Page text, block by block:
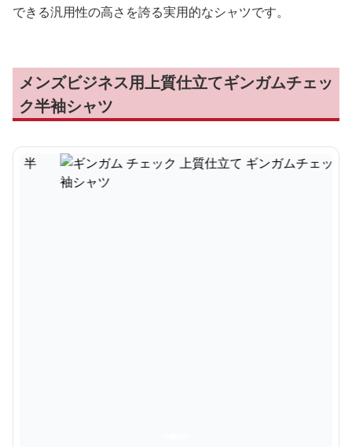
できる汎用性の高さを誇る実用的なシャツです。
メンズビジネス用上質仕立てギンガムチェッ
ク半袖シャツ